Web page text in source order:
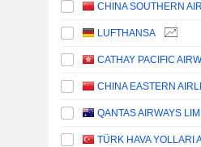
LUFTHANSA
QANTAS AIRWAYS